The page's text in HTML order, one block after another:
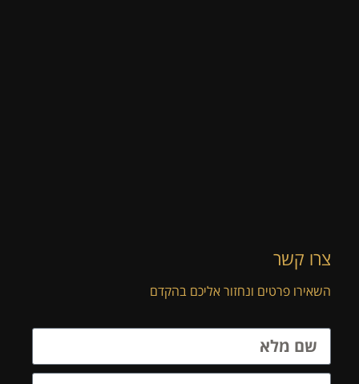
צרו קשר
השאירו פרטים ונחזור אליכם בהקדם